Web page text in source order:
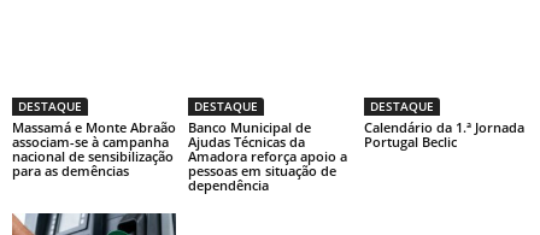
DESTAQUE
Massamá e Monte Abraão
associam-se à campanha
nacional de sensibilização
para as demências
DESTAQUE
Banco Municipal de
Ajudas Técnicas da
Amadora reforça apoio a
pessoas em situação de
dependência
DESTAQUE
Calendário da 1.ª Jornada
Portugal Beclic